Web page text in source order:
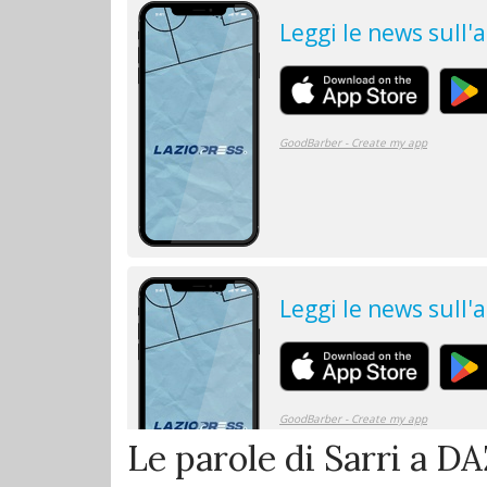
Le parole di Sarri a